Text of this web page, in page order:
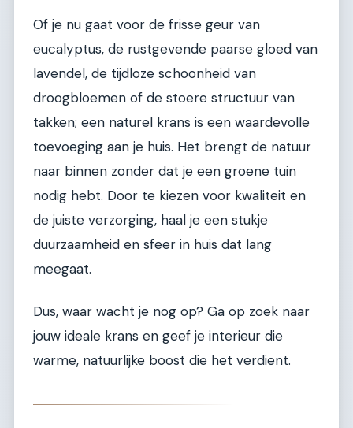
Of je nu gaat voor de frisse geur van
eucalyptus, de rustgevende paarse gloed van
lavendel, de tijdloze schoonheid van
droogbloemen of de stoere structuur van
takken; een naturel krans is een waardevolle
toevoeging aan je huis. Het brengt de natuur
naar binnen zonder dat je een groene tuin
nodig hebt. Door te kiezen voor kwaliteit en
de juiste verzorging, haal je een stukje
duurzaamheid en sfeer in huis dat lang
meegaat.
Dus, waar wacht je nog op? Ga op zoek naar
jouw ideale krans en geef je interieur die
warme, natuurlijke boost die het verdient.